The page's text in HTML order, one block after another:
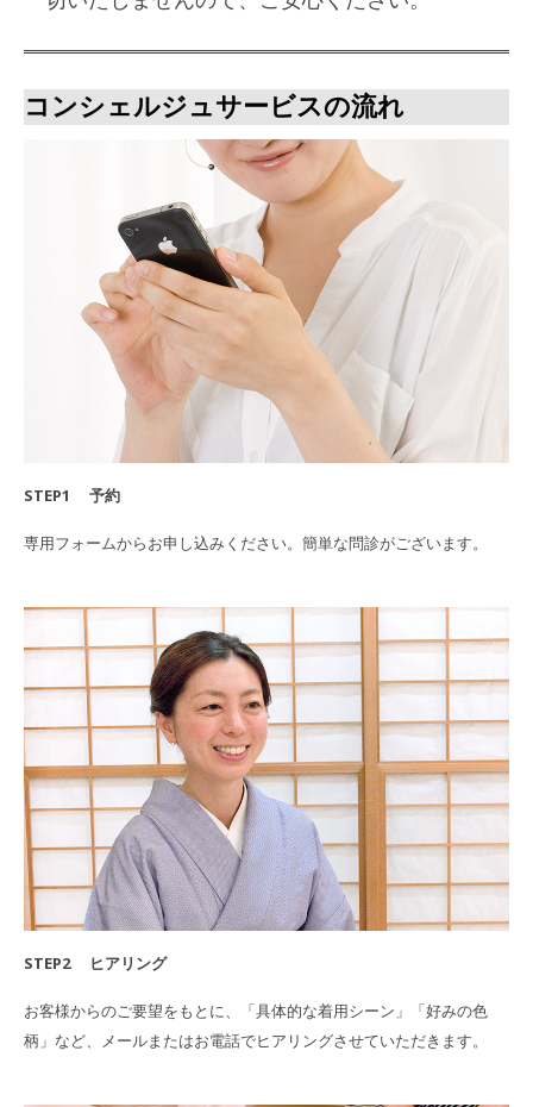
コンシェルジュサービスの流れ
STEP1 予約
専用フォームからお申し込みください。簡単な問診がございます。
STEP2 ヒアリング
お客様からのご要望をもとに、「具体的な着用シーン」「好みの色
柄」など、メールまたはお電話でヒアリングさせていただきます。